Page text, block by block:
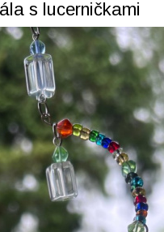
s lucerničkami